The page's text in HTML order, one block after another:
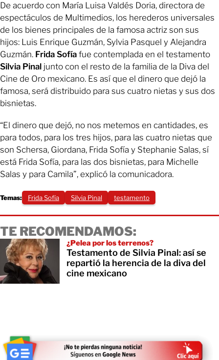
De acuerdo con María Luisa Valdés Doria, directora de
espectáculos de Multimedios, los herederos universales
de los bienes principales de la famosa actriz son sus
hijos: Luis Enrique Guzmán, Sylvia Pasquel y Alejandra
Guzmán. Frida Sofía fue contemplada en el testamento
Silvia Pinal junto con el resto de la familia de la Diva del
Cine de Oro mexicano. Es así que el dinero que dejó la
famosa, será distribuido para sus cuatro nietas y sus dos
bisnietas.
“El dinero que dejó, no nos metemos en cantidades, es
para todos, para los tres hijos, para las cuatro nietas que
son Schersa, Giordana, Frida Sofía y Stephanie Salas, sí
está Frida Sofía, para las dos bisnietas, para Michelle
Salas y para Camila”, explicó la comunicadora.
Temas: Frida Sofía Silvia Pinal testamento
TE RECOMENDAMOS:
¿Pelea por los terrenos?
Testamento de Silvia Pinal: así se
repartió la herencia de la diva del
cine mexicano